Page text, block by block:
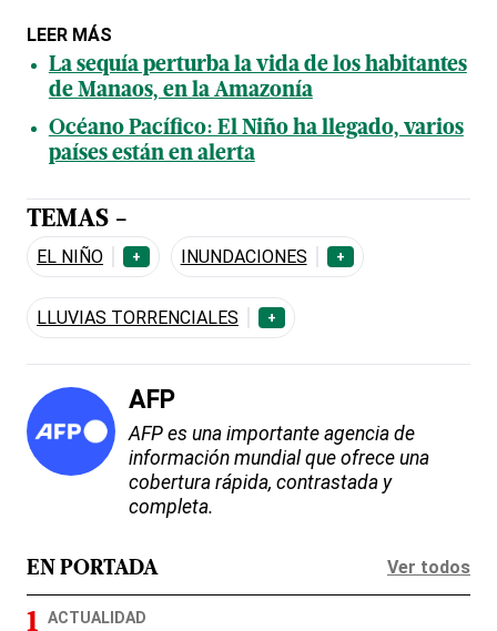
LEER MÁS
La sequía perturba la vida de los habitantes
de Manaos, en la Amazonía
Océano Pacífico: El Niño ha llegado, varios
países están en alerta
TEMAS -
EL NIÑO + INUNDACIONES +
LLUVIAS TORRENCIALES +
AFP
AFP es una importante agencia de
información mundial que ofrece una
cobertura rápida, contrastada y
completa.
EN PORTADA Ver todos
ACTUALIDAD